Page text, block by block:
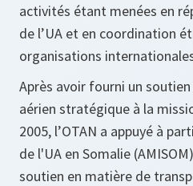
activités étant menées en
de l’UA et en coordination
organisations
Après avoir fourni un
aérien stratégique à la
2005, l’OTAN a appuyé à
de l'UA en Somalie
soutien en matière de